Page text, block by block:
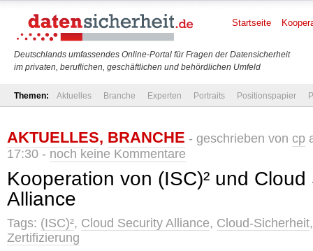
Deutschlands umfassendes Online-Portal für Fragen der Datensicherheit
im privaten, beruflichen, geschäftlichen und behördlichen Umfeld
Startseite
Themen: Aktuelles Branche Experten Portraits Positionspapier
AKTUELLES, BRANCHE - geschrieben von cp
17:30 - noch keine Kommentare
Kooperation von (ISC)² und Cloud
Alliance
Tags: (ISC)², Cloud Security Alliance, Cloud-Sicherheit
Zertifizierung